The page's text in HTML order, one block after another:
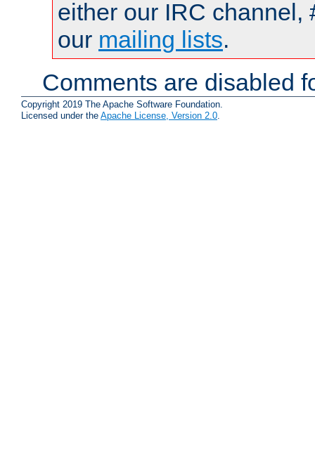
either our IRC channel,
our mailing lists.
Comments are disabled
Copyright 2019 The Apache Software Foundation.
Licensed under the Apache License, Version 2.0.